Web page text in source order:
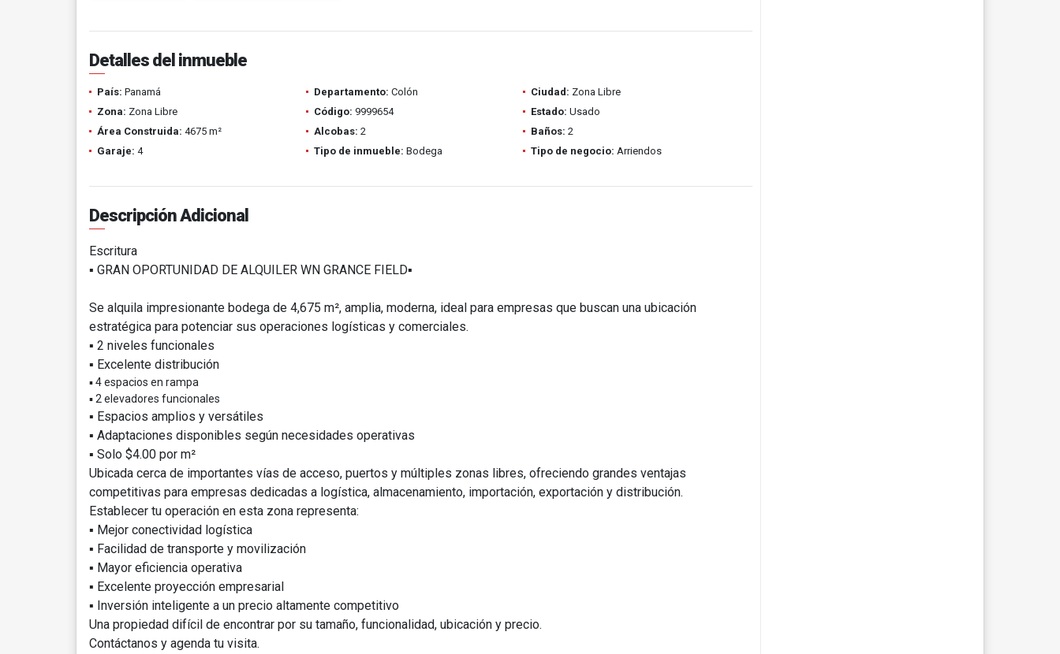
Detalles del inmueble
País: Panamá Departamento: Colón Ciudad: Zona Libre
Zona: Zona Libre Código: 9999654 Estado: Usado
Área Construida: 4675 m² Alcobas: 2 Baños: 2
Garaje: 4 Tipo de inmueble: Bodega Tipo de negocio: Arriendos
Descripción Adicional
Escritura
▪️ GRAN OPORTUNIDAD DE ALQUILER WN GRANCE FIELD▪️
Se alquila impresionante bodega de 4,675 m², amplia, moderna, ideal para empresas que buscan una ubicación
estratégica para potenciar sus operaciones logísticas y comerciales.
▪️ 2 niveles funcionales
▪️ Excelente distribución
▪️ 4 espacios en rampa
▪️ 2 elevadores funcionales
▪️ Espacios amplios y versátiles
▪️ Adaptaciones disponibles según necesidades operativas
▪️ Solo $4.00 por m²
Ubicada cerca de importantes vías de acceso, puertos y múltiples zonas libres, ofreciendo grandes ventajas
competitivas para empresas dedicadas a logística, almacenamiento, importación, exportación y distribución.
Establecer tu operación en esta zona representa:
▪️ Mejor conectividad logística
▪️ Facilidad de transporte y movilización
▪️ Mayor eficiencia operativa
▪️ Excelente proyección empresarial
▪️ Inversión inteligente a un precio altamente competitivo
Una propiedad difícil de encontrar por su tamaño, funcionalidad, ubicación y precio.
Contáctanos y agenda tu visita.